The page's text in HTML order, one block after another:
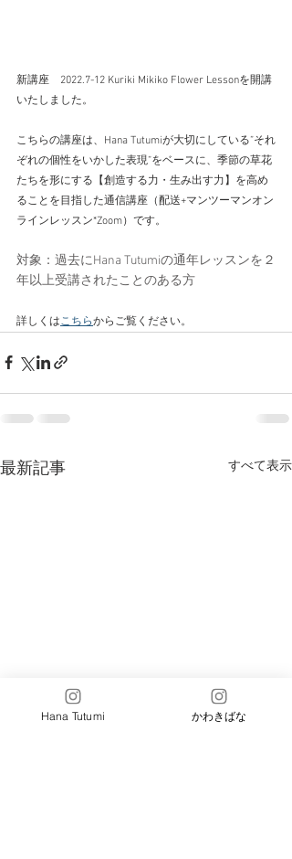
新講座　2022.7-12 Kuriki Mikiko Flower Lessonを開講
いたしました。
こちらの講座は、Hana Tutumiが大切にしている”それ
ぞれの個性をいかした表現”をベースに、季節の草花
たちを形にする【創造する力・生み出す力】を高め
ることを目指した通信講座（配送+マンツーマンオン
ラインレッスン*Zoom）です。
対象：過去にHana Tutumiの通年レッスンを２
年以上受講されたことのある方
詳しくはこちらからご覧ください。
最新記事 すべて表示
Hana Tutumi かわきばな